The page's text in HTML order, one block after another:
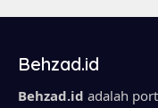
Behzad.id
Behzad.id adalah